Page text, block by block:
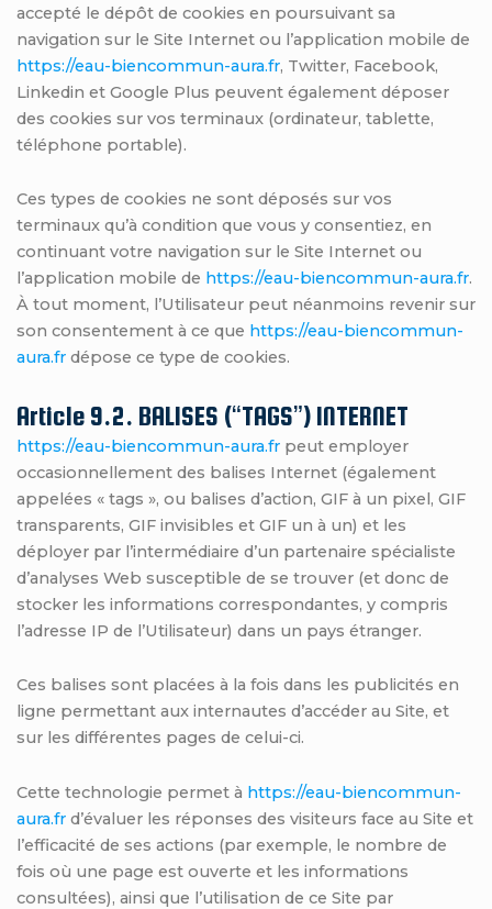
accepté le dépôt de cookies en poursuivant sa
navigation sur le Site Internet ou l’application mobile de
https://eau-biencommun-aura.fr, Twitter, Facebook,
Linkedin et Google Plus peuvent également déposer
des cookies sur vos terminaux (ordinateur, tablette,
téléphone portable).
Ces types de cookies ne sont déposés sur vos
terminaux qu’à condition que vous y consentiez, en
continuant votre navigation sur le Site Internet ou
l’application mobile de https://eau-biencommun-aura.fr.
À tout moment, l’Utilisateur peut néanmoins revenir sur
son consentement à ce que https://eau-biencommun-
aura.fr dépose ce type de cookies.
Article 9.2. BALISES (“TAGS”) INTERNET
https://eau-biencommun-aura.fr peut employer
occasionnellement des balises Internet (également
appelées « tags », ou balises d’action, GIF à un pixel, GIF
transparents, GIF invisibles et GIF un à un) et les
déployer par l’intermédiaire d’un partenaire spécialiste
d’analyses Web susceptible de se trouver (et donc de
stocker les informations correspondantes, y compris
l’adresse IP de l’Utilisateur) dans un pays étranger.
Ces balises sont placées à la fois dans les publicités en
ligne permettant aux internautes d’accéder au Site, et
sur les différentes pages de celui-ci.
Cette technologie permet à https://eau-biencommun-
aura.fr d’évaluer les réponses des visiteurs face au Site et
l’efficacité de ses actions (par exemple, le nombre de
fois où une page est ouverte et les informations
consultées), ainsi que l’utilisation de ce Site par